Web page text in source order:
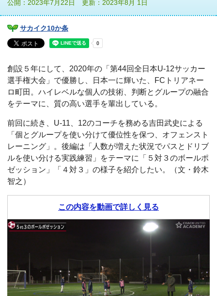
公開：2023年7月22日 更新：2023年8月 1日
サカイク10か条
創設５年にして、2020年の「第44回全日本U-12サッカー
選手権大会」で優勝し、日本一に輝いた、FCトリアネー
ロ町田。ハイレベルな個人の技術、判断とグループの融合
をテーマに、質の高い選手を輩出している。
前回に続き、U-11、12のコーチを務める吉田武史による
「個とグループを使い分けて優位性を保つ、オフェンスト
レーニング」。後編は「人数が増えた状況でパスとドリブ
ルを使い分ける実践練習」をテーマに「５対３のボールポ
ゼッション」「４対３」の様子を紹介したい。（文・鈴木
智之）
この内容を動画で詳しく見る